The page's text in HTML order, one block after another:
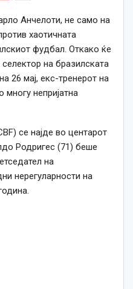
Анчелоти, не само на
хаотичната
фудбал. Откако ќе
на бразилската
26 мај, екс-тренерот на
непријатна
се најде во центарот
Родригес (71) беше
на
нерегуларности на